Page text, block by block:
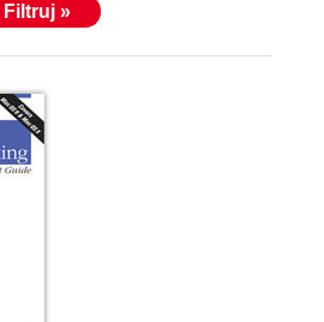
Filtruj »